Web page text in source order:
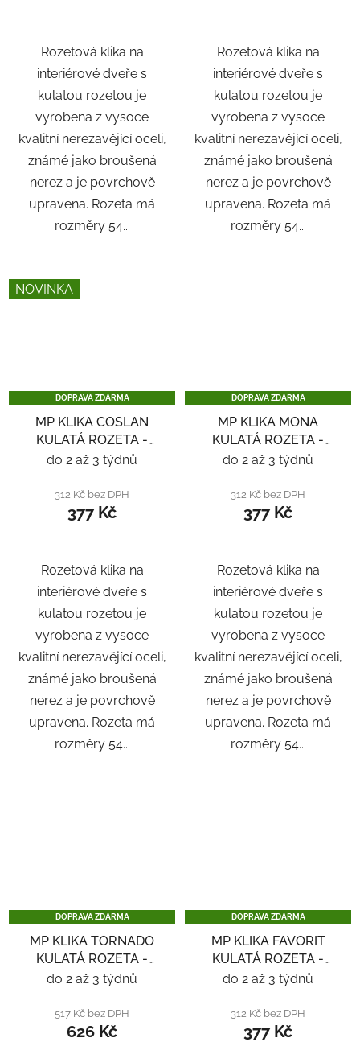
Rozetová klika na
interiérové ​​dveře s
kulatou rozetou je
vyrobena z vysoce
kvalitní nerezavějící oceli,
známé jako broušená
nerez a je povrchově
upravena. Rozeta má
rozměry 54...
Rozetová klika na
interiérové ​​dveře s
kulatou rozetou je
vyrobena z vysoce
kvalitní nerezavějící oceli,
známé jako broušená
nerez a je povrchově
upravena. Rozeta má
rozměry 54...
NOVINKA
DOPRAVA ZDARMA
MP KLIKA COSLAN
KULATÁ ROZETA -
NEREZ
do 2 až 3 týdnů
312 Kč bez DPH
377 Kč
Rozetová klika na
interiérové ​​dveře s
kulatou rozetou je
vyrobena z vysoce
kvalitní nerezavějící oceli,
známé jako broušená
nerez a je povrchově
upravena. Rozeta má
rozměry 54...
DOPRAVA ZDARMA
MP KLIKA MONA
KULATÁ ROZETA -
NEREZ
do 2 až 3 týdnů
312 Kč bez DPH
377 Kč
Rozetová klika na
interiérové ​​dveře s
kulatou rozetou je
vyrobena z vysoce
kvalitní nerezavějící oceli,
známé jako broušená
nerez a je povrchově
upravena. Rozeta má
rozměry 54...
DOPRAVA ZDARMA
MP KLIKA TORNADO
KULATÁ ROZETA -
NEREZ
do 2 až 3 týdnů
517 Kč bez DPH
626 Kč
DOPRAVA ZDARMA
MP KLIKA FAVORIT
KULATÁ ROZETA -
NEREZ
do 2 až 3 týdnů
312 Kč bez DPH
377 Kč